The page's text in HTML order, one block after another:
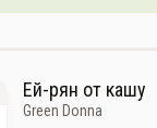
Ей-рян от кашу
Green Donna